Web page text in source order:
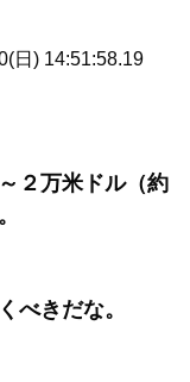
日) 14:51:58.19
２万米ドル（約
べきだな。